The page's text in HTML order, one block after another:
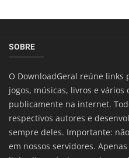
SOBRE
O DownloadGeral reúne links
jogos, músicas, livros e
publicamente na internet.
respectivos autores e
sempre deles. Importante:
em nossos servidores.